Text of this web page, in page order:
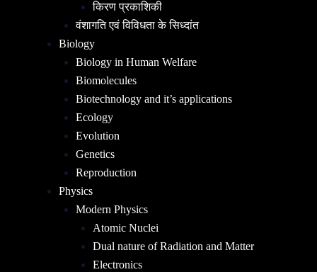
किरण प्रकाशिकी
वंशागति एवं विविधता के सिध्दांत
Biology
Biology in Human Welfare
Biomolecules
Biotechnology and it’s applications
Ecology
Evolution
Genetics
Reproduction
Physics
Modern Physics
Atomic Nuclei
Dual nature of Radiation and Matter
Electronics